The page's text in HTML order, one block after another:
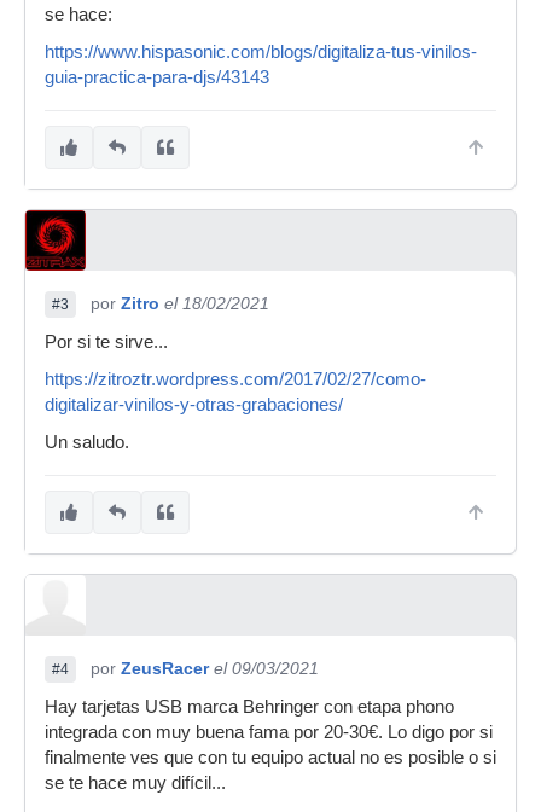
se hace:
https://www.hispasonic.com/blogs/digitaliza-tus-vinilos-
guia-practica-para-djs/43143
#3 por Zitro el 18/02/2021
Por si te sirve...
https://zitroztr.wordpress.com/2017/02/27/como-
digitalizar-vinilos-y-otras-grabaciones/
Un saludo.
#4 por ZeusRacer el 09/03/2021
Hay tarjetas USB marca Behringer con etapa phono
integrada con muy buena fama por 20-30€. Lo digo por si
finalmente ves que con tu equipo actual no es posible o si
se te hace muy difícil...